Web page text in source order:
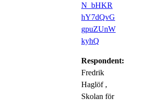
N_bHKR
hY7dQvG
gpuZUnW
kyhQ
Respondent:
Fredrik
Haglöf ,
Skolan för